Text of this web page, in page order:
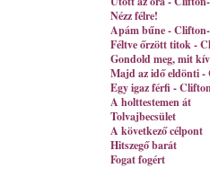
Nézz félre!
Apám bűne -
Féltve őrzött titok -
Gondold meg, mit
Majd az idő eldönti
Egy igaz férfi -
A holttestemen át
Tolvajbecsület
A következő célpont
Hitszegő barát
Fogat fogért